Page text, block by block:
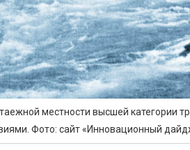
местности высшей категории
Фото: сайт «Инновационный